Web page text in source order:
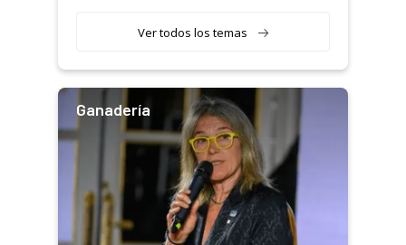
variedades que marcan un
salto tecnológico en genética y
Ver todos los temas
Ganadería